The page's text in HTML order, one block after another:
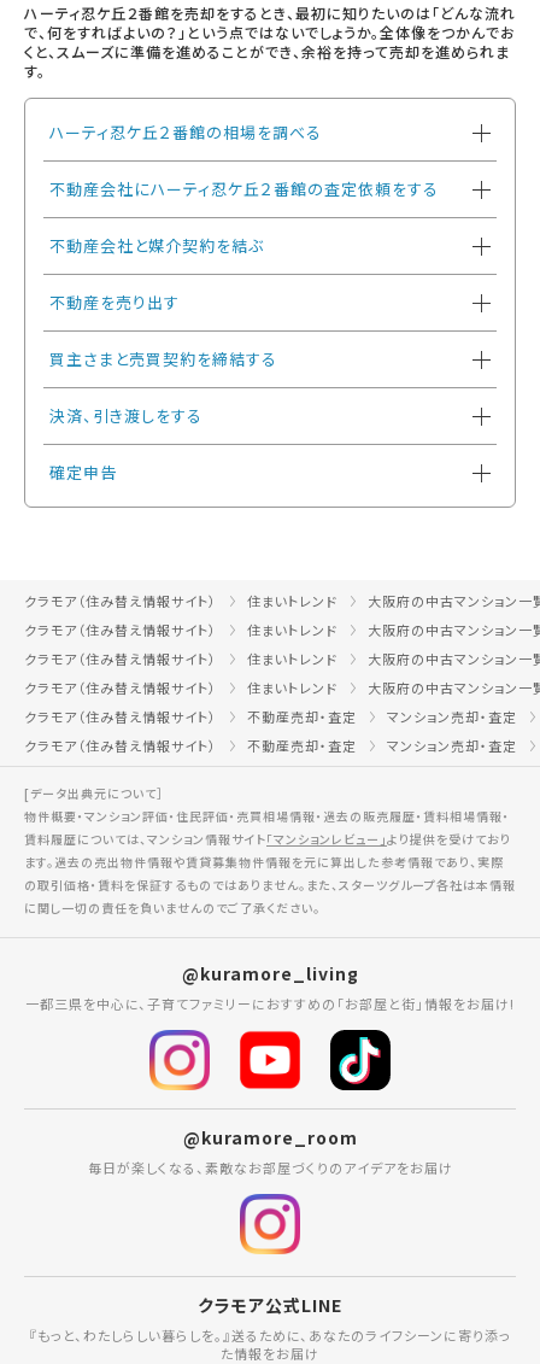
ハーティ忍ケ丘２番館を売却をするとき、最初に知りたいのは「どんな流れ
で、何をすればよいの？」という点ではないでしょうか。全体像をつかんでお
くと、スムーズに準備を進めることができ、余裕を持って売却を進められま
す。
ハーティ忍ケ丘２番館の相場を調べる
不動産会社にハーティ忍ケ丘２番館の査定依頼をする
不動産会社と媒介契約を結ぶ
不動産を売り出す
買主さまと売買契約を締結する
決済、引き渡しをする
確定申告
クラモア（住み替え情報サイト） 住まいトレンド
大阪府の中古マンション一
クラモア（住み替え情報サイト）
住まいトレンド
大阪府の中古マンション一
クラモア（住み替え情報サイト）
住まいトレンド
大阪府の中古マンション一
クラモア（住み替え情報サイト）
住まいトレンド
大阪府の中古マンション一
クラモア（住み替え情報サイト）
不動産売却・査定
マンション売却・査定
クラモア（住み替え情報サイト）
不動産売却・査定 マンション売却・査定
[データ出典元について］
物件概要・マンション評価・住民評価・売買相場情報・過去の販売履歴・賃料相場情報・
賃料履歴については、マンション情報サイト「マンションレビュー」より提供を受けており
ます。過去の売出物件情報や賃貸募集物件情報を元に算出した参考情報であり、実際
の取引価格・賃料を保証するものではありません。また、スターツグループ各社は本情報
に関し一切の責任を負いませんのでご了承ください。
@kuramore_living
一都三県を中心に、子育てファミリーにおすすめの「お部屋と街」情報をお届け!
@kuramore_room
毎日が楽しくなる、素敵なお部屋づくりのアイデアをお届け
クラモア公式LINE
『もっと、わたしらしい暮らしを。』送るために、あなたのライフシーンに寄り添っ
た情報をお届け